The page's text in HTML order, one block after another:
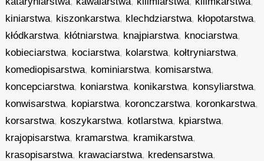
kiniarstwa, kiszonkarstwa, klechdziarstwa, kłopotarstwa,
kłódkarstwa, kłótniarstwa, knajpiarstwa, knociarstwa,
kobieciarstwa, kociarstwa, kolarstwa, kołtryniarstwa,
komediopisarstwa, kominiarstwa, komisarstwa,
koncepciarstwa, koniarstwa, konikarstwa, konsyliarstwa,
konwisarstwa, kopiarstwa, koronczarstwa, koronkarstwa,
korsarstwa, koszykarstwa, kotlarstwa, kpiarstwa,
krajopisarstwa, kramarstwa, kramikarstwa,
krasopisarstwa, krawaciarstwa, kredensarstwa,